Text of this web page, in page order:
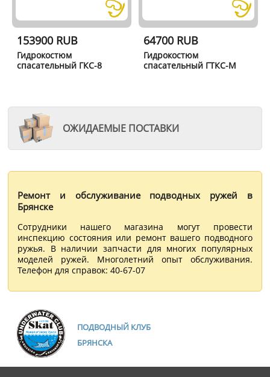
153900 RUB
Гидрокостюм
спасательный ГКС-8
64700 RUB
Гидрокостюм
спасательный ГТКС-М
ОЖИДАЕМЫЕ ПОСТАВКИ
Ремонт и обслуживание подводных ружей в
Брянске
Сотрудники нашего магазина могут провести
инспекцию состояния или ремонт вашего подводного
ружья. В наличии запчасти для многих популярных
моделей ружей. Многолетний опыт обслуживания.
Телефон для справок: 40-67-07
ПОДВОДНЫЙ КЛУБ
БРЯНСКА